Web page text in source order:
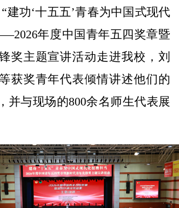
建功‘十五五’青春为中国式现代
年度中国青年五四奖章暨
奖主题宣讲活动走进我校，刘
获奖青年代表倾情讲述他们的
并与现场的800余名师生代表展